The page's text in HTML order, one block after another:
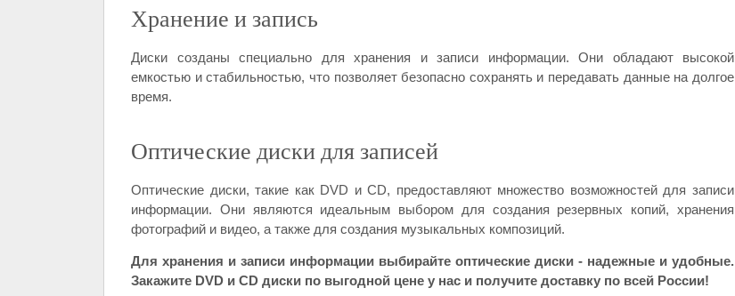
Хранение и запись
Диски созданы специально для хранения и записи информации. Они обладают высокой
емкостью и стабильностью, что позволяет безопасно сохранять и передавать данные на долгое
время.
Оптические диски для записей
Оптические диски, такие как DVD и CD, предоставляют множество возможностей для записи
информации. Они являются идеальным выбором для создания резервных копий, хранения
фотографий и видео, а также для создания музыкальных композиций.
Для хранения и записи информации выбирайте оптические диски - надежные и удобные.
Закажите DVD и CD диски по выгодной цене у нас и получите доставку по всей России!